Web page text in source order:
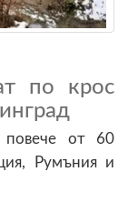
по крос
повече от 60
Румъния и